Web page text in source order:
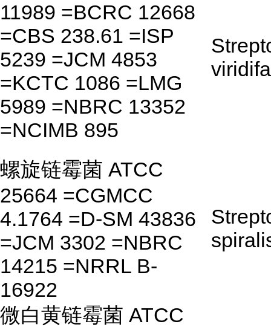
11989 =BCRC 12668
=CBS 238.61 =ISP
5239 =JCM 4853
=KCTC 1086 =LMG
5989 =NBRC 13352
=NCIMB 895
螺旋链霉菌 ATCC
25664 =CGMCC
4.1764 =D-SM 43836
=JCM 3302 =NBRC
14215 =NRRL B-
16922
微白黄链霉菌 ATCC